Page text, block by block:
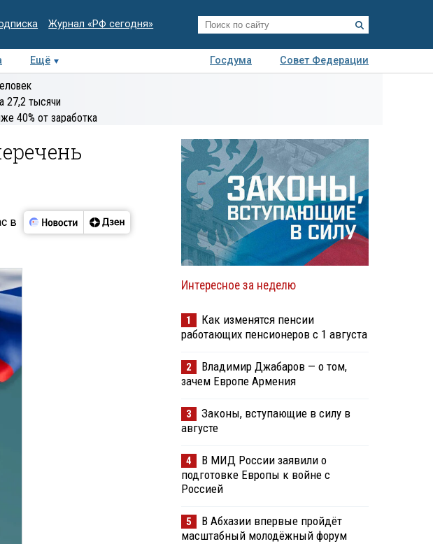
Журнал «РФ сегодня»
Ещё Госдума
Совет Федерации
27,2 тысячи
40% от заработка
в
Интересное за неделю
1
Как изменятся пенсии
работающих пенсионеров с 1 августа
2
Владимир Джабаров — о том,
зачем Европе Армения
3
Законы, вступающие в силу в
августе
4
В МИД России заявили о
подготовке Европы к войне с
Россией
5
В Абхазии впервые пройдёт
масштабный молодёжный форум